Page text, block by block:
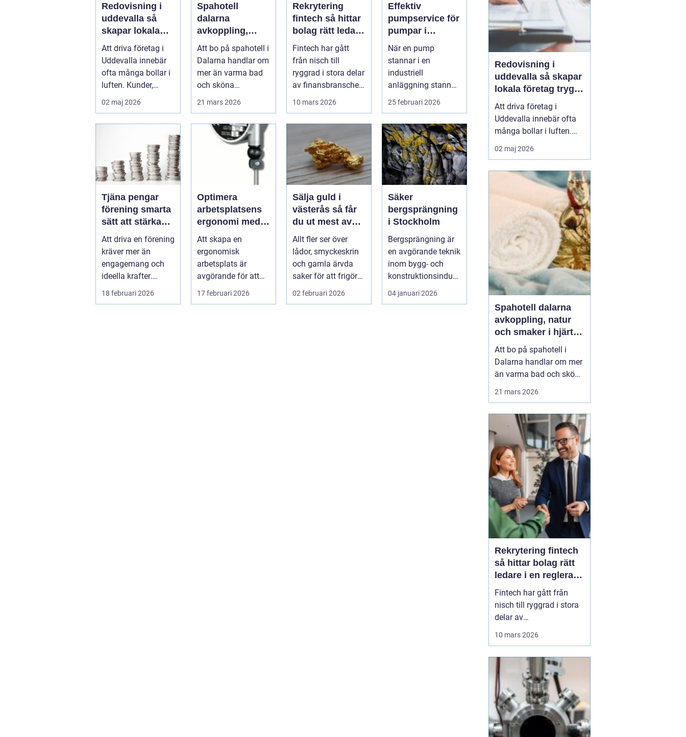
Redovisning i
uddevalla så
skapar lokala
företag trygg
ekonomi
Att driva företag i
Uddevalla innebär
ofta många bollar i
luften. Kunder,
leveranser, personal
och m...
02 maj 2026
Spahotell
dalarna
avkoppling,
natur och
smaker i hjärtat
av landskapet
Att bo på spahotell i
Dalarna handlar om
mer än varma bad
och sköna
s...
21 mars 2026
Rekrytering
fintech så hittar
bolag rätt ledare
i en reglerad
tillväxtbransch
Fintech har gått
från nisch till
ryggrad i stora delar
av finansbranschen.
10 mars 2026
Effektiv
pumpservice för
pumpar i
industrin – så
undviker du
kostsamma
driftstopp
När en pump
stannar i en
industriell
anläggning stannar
ofta produktionen
25 februari 2026
Tjäna pengar
förening smarta
sätt att stärka
kassan utan
krångel
Att driva en förening
kräver mer än
engagemang och
ideella krafter.
Träningshallar ska
18 februari 2026
Optimera
arbetsplatsens
ergonomi med
balansblock
Att skapa en
ergonomisk
arbetsplats är
avgörande för att
främja hälsa och v...
17 februari 2026
Sälja guld i
västerås så får
du ut mest av
dina smycken
och mynt
Allt fler ser över
lådor, smyckeskrin
och gamla ärvda
saker för att frigöra
värde som bara
02 februari 2026
Säker
bergsprängning
i Stockholm
Bergsprängning är
en avgörande teknik
inom bygg- och
konstruktionsindust
rin. Den anv&...
04 januari 2026
Redovisning i
uddevalla så skapar
lokala företag trygg
ekonomi
Att driva företag i
Uddevalla innebär ofta
många bollar i luften.
Kunder, leveranser,
personal och
fungera samtidigt som
ekonomin behöver vara i
ordning. För många
företagare blir
redovisningen en källa
till stress, trots att den i...
02 maj 2026
Spahotell dalarna
avkoppling, natur
och smaker i hjärtat
av landskapet
Att bo på spahotell i
Dalarna handlar om mer
än varma bad och sköna
dalagårdar med historia
och vällagad mat skapar
en helhetsupplevelse
som många söker när
vardagen snurrar för
fort. Den som res...
21 mars 2026
Rekrytering fintech
så hittar bolag rätt
ledare i en reglerad
tillväxtbransch
Fintech har gått från
nisch till ryggrad i stora
delar av
banker och skapar helt
nya affärsmodeller.
Samtidigt ökar kraven
från både kunder,
investerare och
myndigheter. I den här
10 mars 2026